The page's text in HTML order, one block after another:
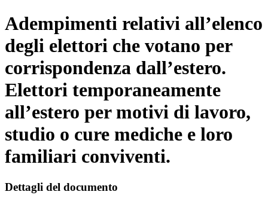
Adempimenti relativi all’elenco
degli elettori che votano per
corrispondenza dall’estero.
Elettori temporaneamente
all’estero per motivi di lavoro,
studio o cure mediche e loro
familiari conviventi.
Dettagli del documento